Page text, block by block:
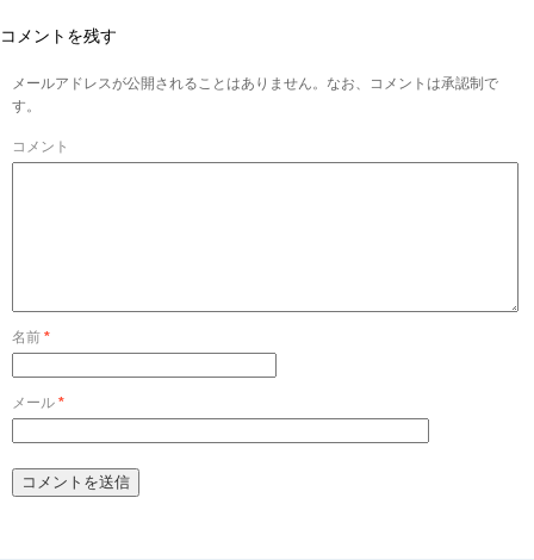
コメントを残す
メールアドレスが公開されることはありません。なお、コメントは承認制で
す。
コメント
名前 *
メール *